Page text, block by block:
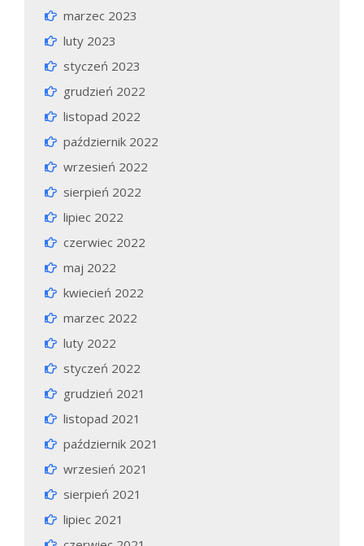
marzec 2023
luty 2023
styczeń 2023
grudzień 2022
listopad 2022
październik 2022
wrzesień 2022
sierpień 2022
lipiec 2022
czerwiec 2022
maj 2022
kwiecień 2022
marzec 2022
luty 2022
styczeń 2022
grudzień 2021
listopad 2021
październik 2021
wrzesień 2021
sierpień 2021
lipiec 2021